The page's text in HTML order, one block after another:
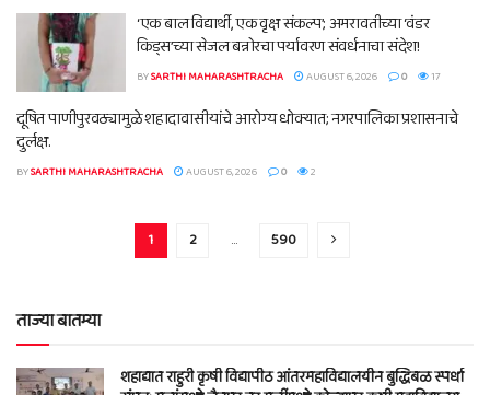
‘एक बाल विद्यार्थी, एक वृक्ष संकल्प’; अमरावतीच्या ‘वंडर
किड्स’च्या सेजल बन्नोरचा पर्यावरण संवर्धनाचा संदेश!
BYSARTHI MAHARASHTRACHA AUGUST 6, 2026 0 17
दूषित पाणीपुरवठ्यामुळे शहादावासीयांचे आरोग्य धोक्यात; नगरपालिका प्रशासनाचे
दुर्लक्ष.
BYSARTHI MAHARASHTRACHA AUGUST 6, 2026 0 2
1 2 … 590
ताज्या बातम्या
शहाद्यात राहुरी कृषी विद्यापीठ आंतरमहाविद्यालयीन बुद्धिबळ स्पर्धा